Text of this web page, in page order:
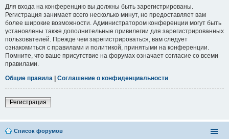
Для входа на конференцию вы должны быть зарегистрированы.
Регистрация занимает всего несколько минут, но предоставляет вам
более широкие возможности. Администратором конференции могут быть
установлены также дополнительные привилегии для зарегистрированных
пользователей. Прежде чем зарегистрироваться, вам следует
ознакомиться с правилами и политикой, принятыми на конференции.
Помните, что ваше присутствие на форумах означает согласие со всеми
правилами.
Общие правила | Соглашение о конфиденциальности
Регистрация
Список форумов